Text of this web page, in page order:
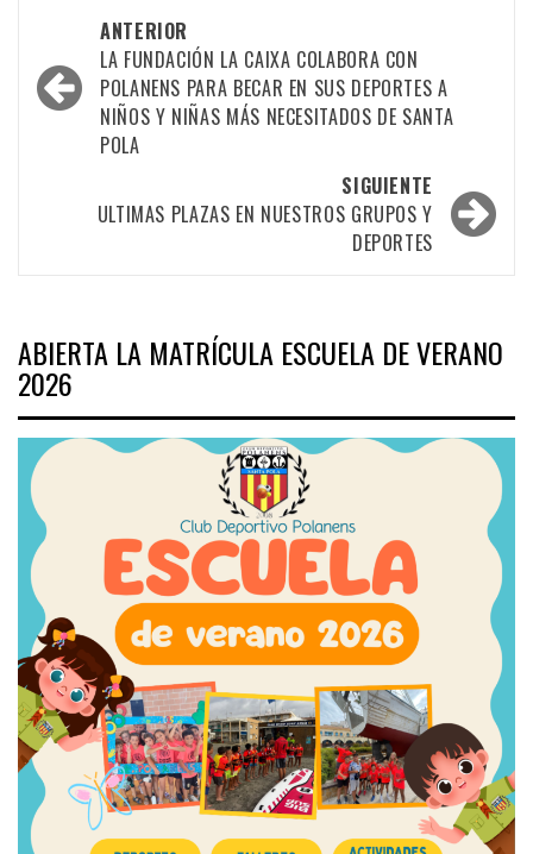
Navegación
por
las
entradas
ANTERIOR
LA FUNDACIÓN LA CAIXA COLABORA CON
POLANENS PARA BECAR EN SUS DEPORTES A
NIÑOS Y NIÑAS MÁS NECESITADOS DE SANTA
POLA
SIGUIENTE
ULTIMAS PLAZAS EN NUESTROS GRUPOS Y
DEPORTES
ABIERTA LA MATRÍCULA ESCUELA DE VERANO
2026